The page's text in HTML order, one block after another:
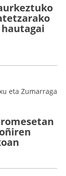
hautagai
eta Zumarraga